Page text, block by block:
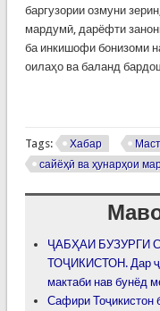
баргузории озмуни
мардумӣ, дарёфти
ба инкишофи бонизоми
оилаҳо ва баланд
Tags: Хабар
сайёҳӣ ва ҳунарҳои
ҶАБҲАИ БУЗУРГИ
ТОҶИКИСТОН. Дар
мактаби нав бунёд
Сафири Тоҷикистон